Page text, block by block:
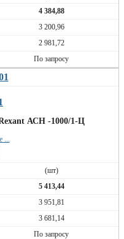
4 384,88
3 200,96
2 981,72
По запросу
АСН -1000/1-Ц
...
(шт)
5 413,44
3 951,81
3 681,14
По запросу